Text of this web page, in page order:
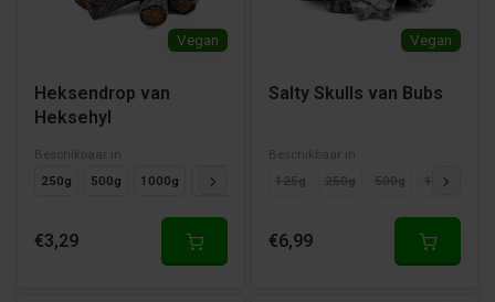
Vegan
Heksendrop van
Heksehyl
Beschikbaar in
250g
500g 1000g 125g
€3,29
Vegan
Salty Skulls van Bubs
Beschikbaar in
125g
250g 500g 1000g
€6,99